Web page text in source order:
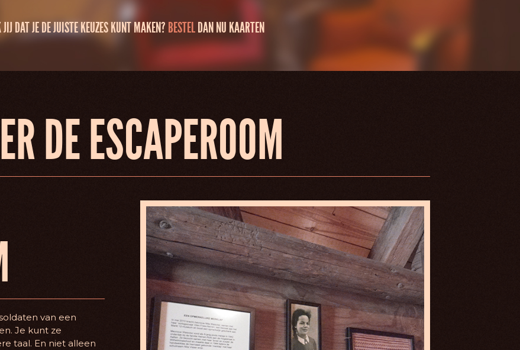
DAT JE DE JUISTE KEUZES KUNT MAKEN? BESTELDAN NU KAARTEN
DE ESCAPEROOM
van een
Je kunt ze
taal. En niet alleen